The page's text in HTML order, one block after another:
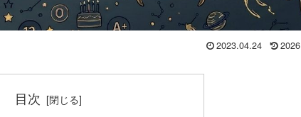
2023.04.24
目次